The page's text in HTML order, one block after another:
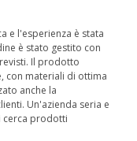
e l'esperienza è stata
è stato gestito con
Il prodotto
con materiali di ottima
anche la
Un'azienda seria e
cerca prodotti